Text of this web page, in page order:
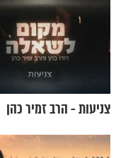
צניעות - הרב זמיר כהן